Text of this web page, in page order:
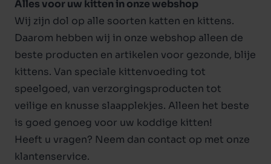
Alles voor uw kitten in onze webshop
Wij zijn dol op alle soorten katten en kittens.
Daarom hebben wij in onze webshop alleen de
beste producten en artikelen voor gezonde, blije
kittens. Van speciale kittenvoeding tot
speelgoed, van verzorgingsproducten tot
veilige en knusse slaapplekjes. Alleen het beste
is goed genoeg voor uw koddige kitten!
Heeft u vragen? Neem dan contact op met onze
klantenservice.